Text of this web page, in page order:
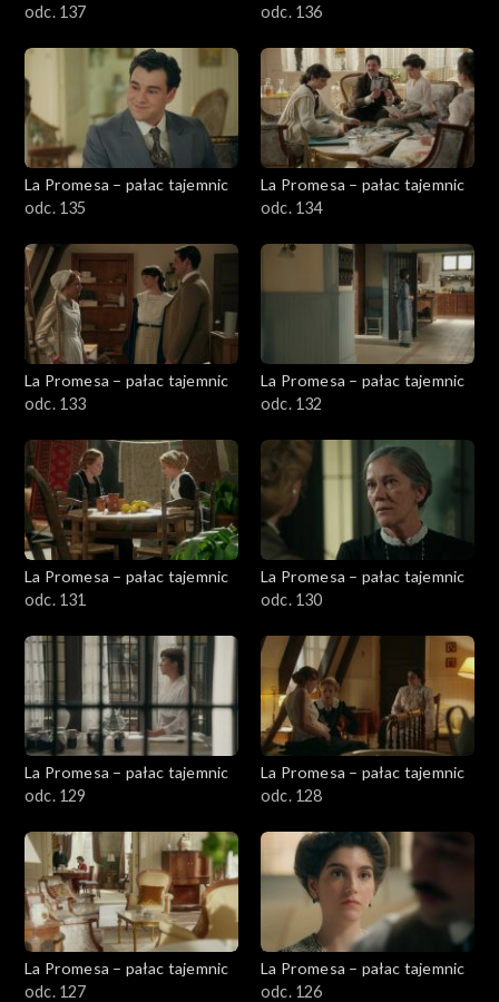
odc. 137
odc. 136
La Promesa – pałac tajemnic
odc. 135
La Promesa – pałac tajemnic
odc. 134
La Promesa – pałac tajemnic
odc. 133
La Promesa – pałac tajemnic
odc. 132
La Promesa – pałac tajemnic
odc. 131
La Promesa – pałac tajemnic
odc. 130
La Promesa – pałac tajemnic
odc. 129
La Promesa – pałac tajemnic
odc. 128
La Promesa – pałac tajemnic
odc. 127
La Promesa – pałac tajemnic
odc. 126